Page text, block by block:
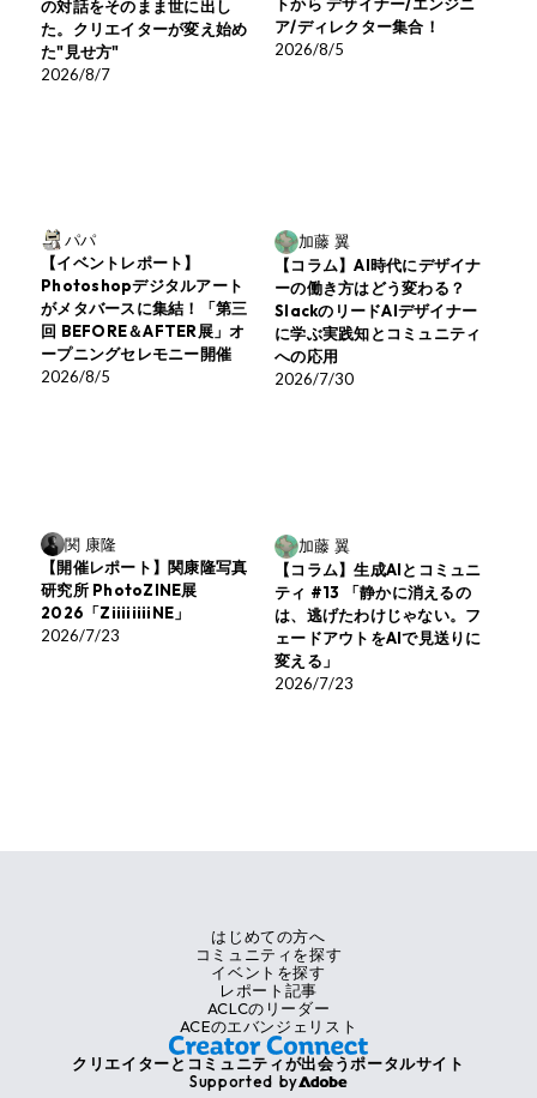
の対話をそのまま世に出し
た。クリエイターが変え始め
た"見せ方"
2026/8/7
トから デザイナー/エンジニ
ア/ディレクター集合！
2026/8/5
パパ
【イベントレポート】
Photoshopデジタルアート
がメタバースに集結！「第三
回 BEFORE＆AFTER展」オ
ープニングセレモニー開催
2026/8/5
加藤 翼
【コラム】AI時代にデザイナ
ーの働き方はどう変わる？
SlackのリードAIデザイナー
に学ぶ実践知とコミュニティ
への応用
2026/7/30
関 康隆
【開催レポート】関康隆写真
研究所 PhotoZINE展
2026「ZiiiiiiiiNE」
2026/7/23
加藤 翼
【コラム】生成AIとコミュニ
ティ #13 「静かに消えるの
は、逃げたわけじゃない。フ
ェードアウトをAIで見送りに
変える」
2026/7/23
クリエイターとコミュニティが出会うポータルサイト
Supported by
はじめての方へ
コミュニティを探す
イベントを探す
レポート記事
ACLCのリーダー
ACEのエバンジェリスト